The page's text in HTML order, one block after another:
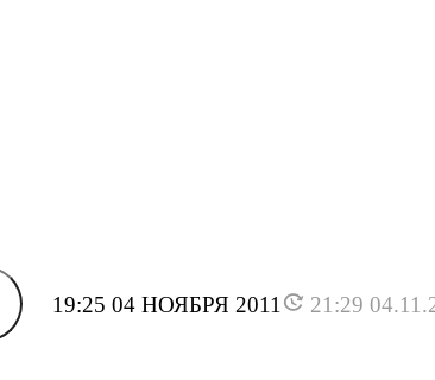
19:25 04 НОЯБРЯ 2011 21:29